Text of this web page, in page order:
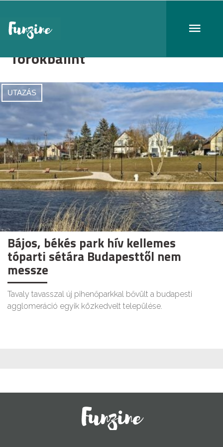
Törökbálint
UTAZÁS
Bájos, békés park hív kellemes
tóparti sétára Budapesttől nem
messze
Tavaly tavasszal új pihenőparkkal bővült a budapesti
agglomeráció egyik közkedvelt települése.